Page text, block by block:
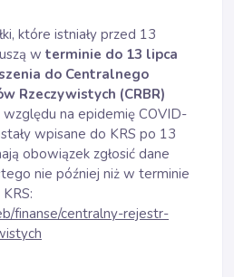
które istniały przed 13
w terminie do 13 lipca
do Centralnego
Rzeczywistych (CRBR)
na epidemię COVID-
wpisane do KRS po 13
obowiązek zgłosić dane
nie później niż w terminie
finanse/centralny-rejestr-